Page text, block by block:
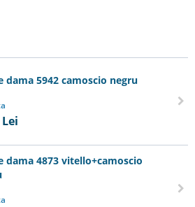
dama 5942 camoscio negru
Lei
dama 4873 vitello+camoscio